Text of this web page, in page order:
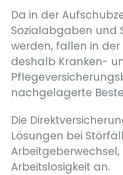
Da in der
Sozialabgaben und
werden, fallen in
deshalb Kranken-
nachgelagerte
Die
Lösungen bei
Arbeitgeberwechsel,
Arbeitslosigkeit an.